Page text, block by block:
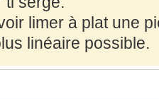
limer à plat une
linéaire possible.